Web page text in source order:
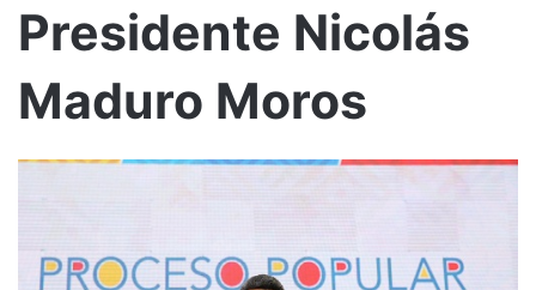
Presidente Nicolás
Maduro Moros